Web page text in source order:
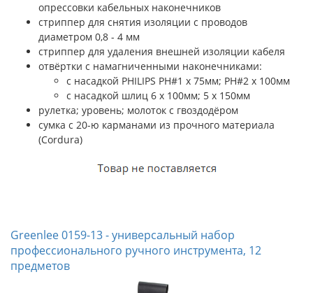
опрессовки кабельных наконечников
стриппер для снятия изоляции с проводов
диаметром 0,8 - 4 мм
стриппер для удаления внешней изоляции кабеля
отвёртки с намагниченными наконечниками:
c насадкой PHILIPS PH#1 х 75мм; PH#2 х 100мм
c насадкой шлиц 6 x 100мм; 5 x 150мм
рулетка; уровень; молоток с гвоздодёром
сумка с 20-ю карманами из прочного материала
(Cordura)
Greenlee 0159-13 - универсальный набор
профессионального ручного инструмента, 12
предметов